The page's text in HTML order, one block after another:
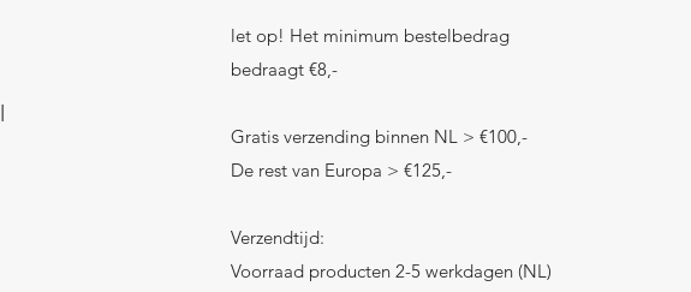
let op! Het minimum bestelbedrag
bedraagt €8,-
Gratis verzending binnen NL > €100,-
De rest van Europa > €125,-
Verzendtijd:
Voorraad producten 2-5 werkdagen (NL)